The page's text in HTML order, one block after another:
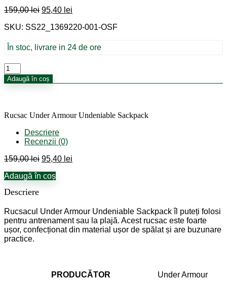
159,00lei Prețul
a
159,00 lei.
95,40 lei
este:
SKU: SS22_1369220-001-OSF
În stoc, livrare in 24 de ore
Cantitate
Rucsac
Under
Sackpack
Adaugă în coș
Rucsac Under Armour Undeniable Sackpack
Descriere
Recenzii (0)
159,00lei Prețul
a
95,40 lei
Adaugă în coș
Descriere
Rucsacul Under Armour Undeniable Sackpack îl puteți folosi
pentru antrenament sau la plajă. Acest rucsac este foarte
ușor, confecționat din material ușor de spălat și are buzunare
practice.
PRODUCĂTOR
Under Armour